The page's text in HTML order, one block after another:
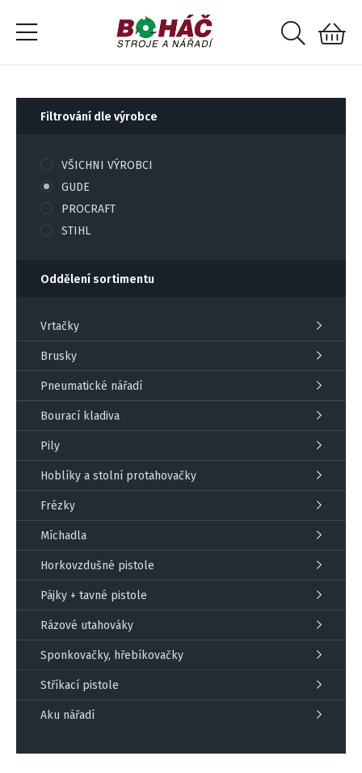
Filtrování dle výrobce
VŠICHNI VÝROBCI
GUDE
PROCRAFT
STIHL
Oddělení sortimentu
Vrtačky
Brusky
Pneumatické nářadí
Bourací kladiva
Pily
Hoblíky a stolní protahovačky
Frézky
Míchadla
Horkovzdušné pistole
Pájky + tavné pistole
Rázové utahováky
Sponkovačky, hřebíkovačky
Stříkací pistole
Aku nářadí